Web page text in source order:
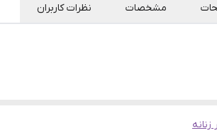
مشخصات نظرات کاربران